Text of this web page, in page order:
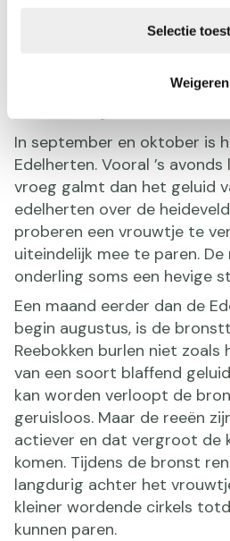
Selectie
Weigeren
In september en oktober is
Edelherten. Vooral ’s
vroeg galmt dan het geluid
edelherten over de
proberen een vrouwtje te
uiteindelijk mee te paren.
onderling soms een hevige
Een maand eerder dan de
begin augustus, is de
Reebokken burlen niet zoals
van een soort blaffend
kan worden verloopt de
geruisloos. Maar de reeën
actiever en dat vergroot de
komen. Tijdens de bronst
langdurig achter het
kleiner wordende cirkels
kunnen paren.